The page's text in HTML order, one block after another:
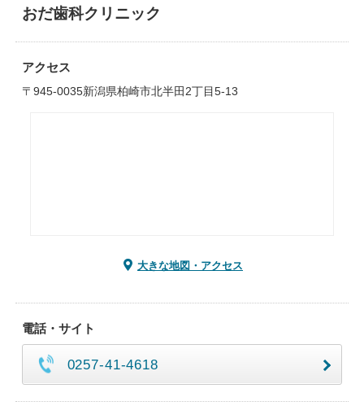
おだ歯科クリニック
アクセス
〒945-0035新潟県柏崎市北半田2丁目5-13
大きな地図・アクセス
電話・サイト
0257-41-4618